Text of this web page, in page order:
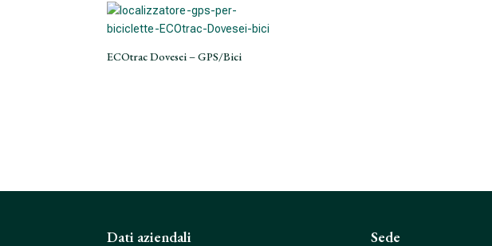
ECOtrac Dovesei – GPS/Bici
Dati aziendali Sede